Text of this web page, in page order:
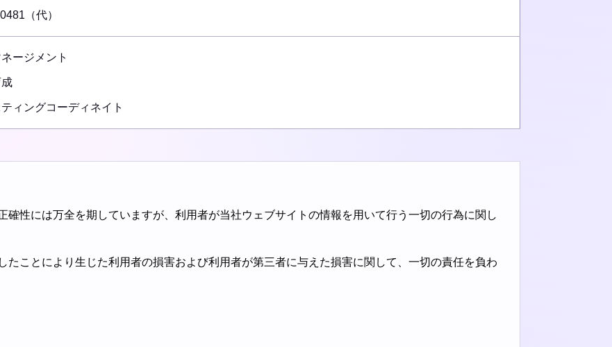
（代）
ージメント
ィングコーディネイト
確性には万全を期していますが、利用者が当社ウェブサイトの情報を用いて行う一切の行為に関し
たことにより生じた利用者の損害および利用者が第三者に与えた損害に関して、一切の責任を負わ